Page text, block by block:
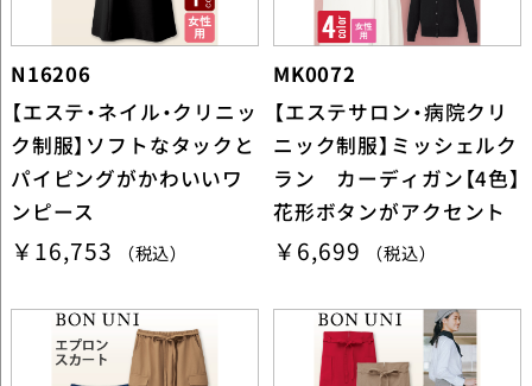
N16206
【エステ・ネイル・クリニッ
ク制服】ソフトなタックと
パイピングがかわいいワ
ンピース
￥16,753 （税込）
MK0072
【エステサロン・病院クリ
ニック制服】ミッシェルク
ラン カーディガン【4色】
花形ボタンがアクセント
￥6,699 （税込）